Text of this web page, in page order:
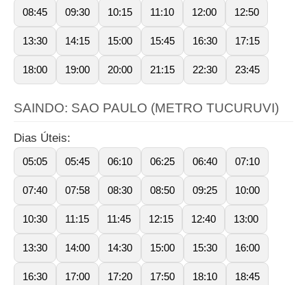
08:45 09:30 10:15 11:10 12:00 12:50
13:30 14:15 15:00 15:45 16:30 17:15
18:00 19:00 20:00 21:15 22:30 23:45
SAINDO: SAO PAULO (METRO TUCURUVI)
Dias Úteis:
05:05 05:45 06:10 06:25 06:40 07:10
07:40 07:58 08:30 08:50 09:25 10:00
10:30 11:15 11:45 12:15 12:40 13:00
13:30 14:00 14:30 15:00 15:30 16:00
16:30 17:00 17:20 17:50 18:10 18:45